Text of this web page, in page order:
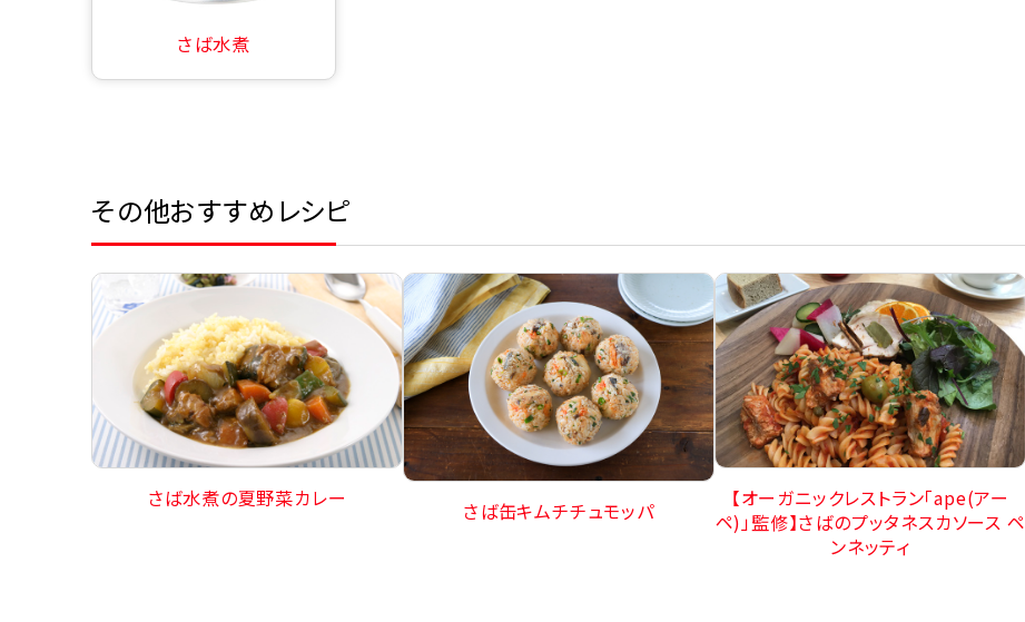
さば水煮
その他おすすめレシピ
さば水煮の夏野菜カレー さば缶キムチチュモッパ
【オーガニックレストラン「ape(アー
ペ)」監修】さばのプッタネスカソース ペ
ンネッティ